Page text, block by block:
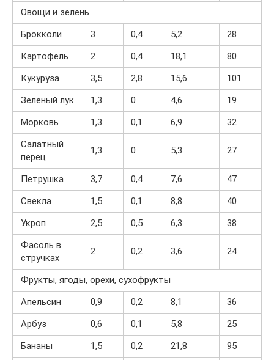
Овощи и зелень
Брокколи
3 0,4 5,2
28
Картофель
2 0,4 18,1
80
Кукуруза
3,5 2,8 15,6
101
Зеленый лук
1,3 0 4,6
19
Морковь
1,3 0,1 6,9
32
Салатный
перец
1,3 0 5,3 27
Петрушка 3,7 0,4 7,6
47
Свекла
1,5 0,1 8,8
40
Укроп
2,5 0,5 6,3
38
Фасоль в
стручках
2 0,2 3,6 24
Фрукты, ягоды, орехи, сухофрукты
Апельсин
0,9 0,2 8,1
36
Арбуз
0,6 0,1 5,8
25
Бананы
1,5 0,2 21,8
95